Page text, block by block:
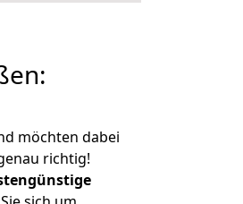
möchten dabei
richtig!